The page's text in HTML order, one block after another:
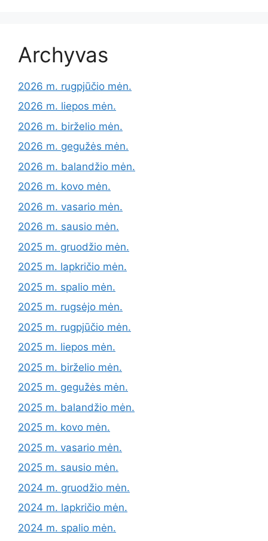
Archyvas
2026 m. rugpjūčio mėn.
2026 m. liepos mėn.
2026 m. birželio mėn.
2026 m. gegužės mėn.
2026 m. balandžio mėn.
2026 m. kovo mėn.
2026 m. vasario mėn.
2026 m. sausio mėn.
2025 m. gruodžio mėn.
2025 m. lapkričio mėn.
2025 m. spalio mėn.
2025 m. rugsėjo mėn.
2025 m. rugpjūčio mėn.
2025 m. liepos mėn.
2025 m. birželio mėn.
2025 m. gegužės mėn.
2025 m. balandžio mėn.
2025 m. kovo mėn.
2025 m. vasario mėn.
2025 m. sausio mėn.
2024 m. gruodžio mėn.
2024 m. lapkričio mėn.
2024 m. spalio mėn.